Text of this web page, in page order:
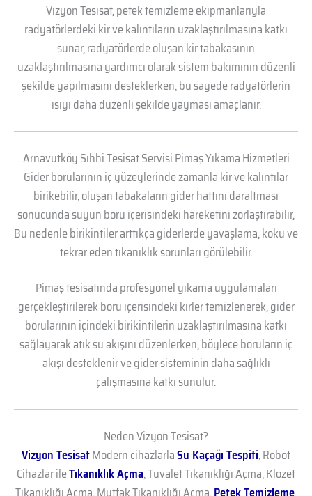
Vizyon Tesisat, petek temizleme ekipmanlarıyla
radyatörlerdeki kir ve kalıntıların uzaklaştırılmasına katkı
sunar, radyatörlerde oluşan kir tabakasının
uzaklaştırılmasına yardımcı olarak sistem bakımının düzenli
şekilde yapılmasını desteklerken, bu sayede radyatörlerin
ısıyı daha düzenli şekilde yayması amaçlanır.
Arnavutköy Sıhhi Tesisat Servisi Pimaş Yıkama Hizmetleri
Gider borularının iç yüzeylerinde zamanla kir ve kalıntılar
birikebilir, oluşan tabakaların gider hattını daraltması
sonucunda suyun boru içerisindeki hareketini zorlaştırabilir,
Bu nedenle birikintiler arttıkça giderlerde yavaşlama, koku ve
tekrar eden tıkanıklık sorunları görülebilir.
Pimaş tesisatında profesyonel yıkama uygulamaları
gerçekleştirilerek boru içerisindeki kirler temizlenerek, gider
borularının içindeki birikintilerin uzaklaştırılmasına katkı
sağlayarak atık su akışını düzenlerken, böylece boruların iç
akışı desteklenir ve gider sisteminin daha sağlıklı
çalışmasına katkı sunulur.
Neden Vizyon Tesisat?
Vizyon TesisatModern cihazlarlaSu Kaçağı Tespiti, Robot
Cihazlar ileTıkanıklık Açma, Tuvalet Tıkanıklığı Açma, Klozet
Tıkanıklığı Açma, Mutfak Tıkanıklığı Açma, Petek Temizleme